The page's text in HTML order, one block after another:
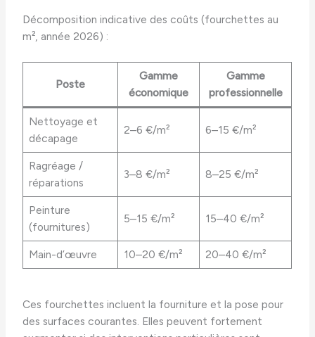
Décomposition indicative des coûts (fourchettes au
m², année 2026) :
Poste
Gamme
économique
Gamme
professionnelle
Nettoyage et
décapage
2–6 €/m² 6–15 €/m²
Ragréage /
réparations
3–8 €/m² 8–25 €/m²
Peinture
(fournitures)
5–15 €/m² 15–40 €/m²
Main-d’œuvre 10–20 €/m² 20–40 €/m²
Ces fourchettes incluent la fourniture et la pose pour
des surfaces courantes. Elles peuvent fortement